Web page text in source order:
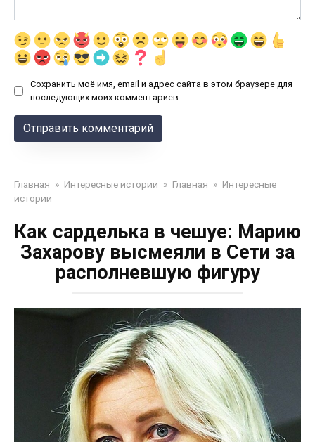
Сохранить моё имя, email и адрес сайта в этом браузере для
последующих моих комментариев.
Главная » Интересные истории » Главная » Интересные
истории
Как сарделька в чешуе: Марию
Захарову высмеяли в Сети за
располневшую фигуру